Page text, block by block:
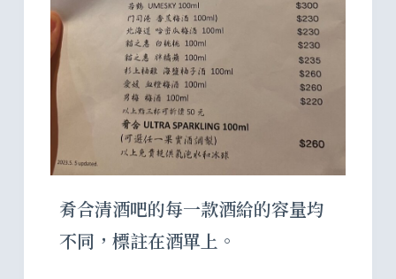
肴合清酒吧的每一款酒給的容量均
不同，標註在酒單上。